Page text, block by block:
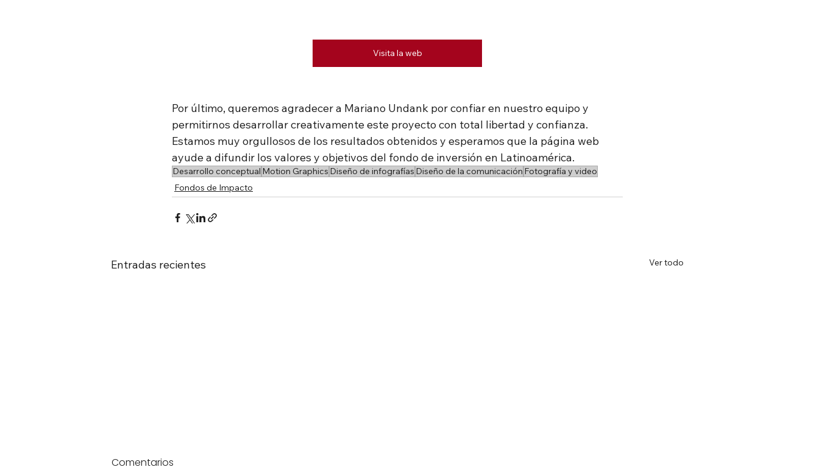
Visita la web
Por último, queremos agradecer a Mariano Undank por confiar en nuestro equipo y
permitirnos desarrollar creativamente este proyecto con total libertad y confianza.
Estamos muy orgullosos de los resultados obtenidos y esperamos que la página web
ayude a difundir los valores y objetivos del fondo de inversión en Latinoamérica.
Desarrollo conceptual Motion Graphics Diseño de infografías Diseño de la comunicación Fotografía y video
Fondos de Impacto
Entradas recientes Ver todo
Comentarios